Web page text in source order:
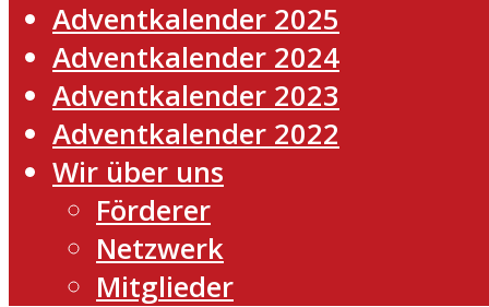
Adventkalender 2025
Adventkalender 2024
Adventkalender 2023
Adventkalender 2022
Wir über uns
Förderer
Netzwerk
Mitglieder